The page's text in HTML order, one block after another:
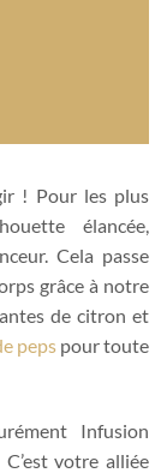
! Pour les plus
élancée,
Cela passe
grâce à notre
de citron et
peps pour toute
Infusion
votre alliée